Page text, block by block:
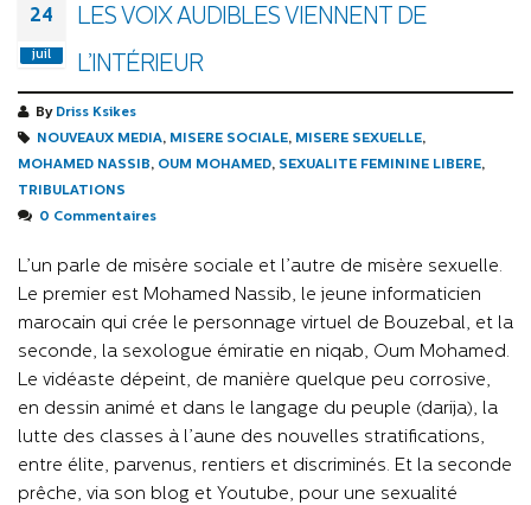
24
juil
LES VOIX AUDIBLES VIENNENT DE
L’INTÉRIEUR
By Driss Ksikes
NOUVEAUX MEDIA, MISERE SOCIALE, MISERE SEXUELLE,
MOHAMED NASSIB, OUM MOHAMED, SEXUALITE FEMININE LIBERE,
TRIBULATIONS
0 Commentaires
L’un parle de misère sociale et l’autre de misère sexuelle.
Le premier est Mohamed Nassib, le jeune informaticien
marocain qui crée le personnage virtuel de Bouzebal, et la
seconde, la sexologue émiratie en niqab, Oum Mohamed.
Le vidéaste dépeint, de manière quelque peu corrosive,
en dessin animé et dans le langage du peuple (darija), la
lutte des classes à l’aune des nouvelles stratifications,
entre élite, parvenus, rentiers et discriminés. Et la seconde
prêche, via son blog et Youtube, pour une sexualité